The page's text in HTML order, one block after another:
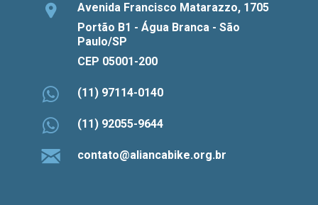
Avenida Francisco Matarazzo, 1705
Portão B1 - Água Branca - São
Paulo/SP
CEP 05001-200
(11) 97114-0140
(11) 92055-9644
contato@aliancabike.org.br